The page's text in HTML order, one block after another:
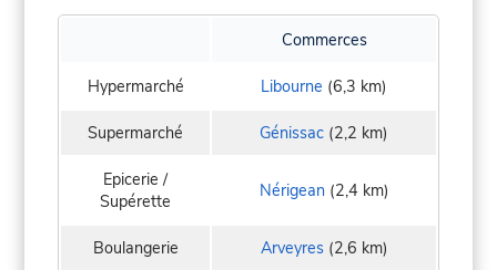
Commerces
Hypermarché Libourne (6,3 km)
Supermarché Génissac (2,2 km)
Epicerie /
Supérette
Nérigean(2,4 km)
Boulangerie Arveyres(2,6 km)